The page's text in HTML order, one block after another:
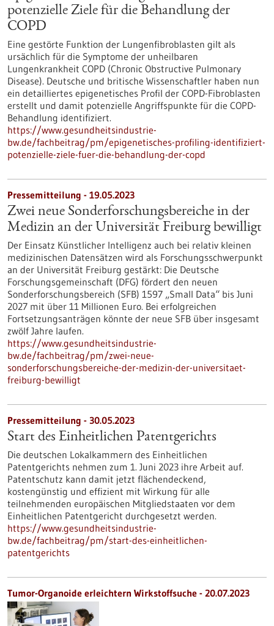
potenzielle Ziele für die Behandlung der
COPD
Eine gestörte Funktion der Lungenfibroblasten gilt als
ursächlich für die Symptome der unheilbaren
Lungenkrankheit COPD (Chronic Obstructive Pulmonary
Disease). Deutsche und britische Wissenschaftler haben nun
ein detailliertes epigenetisches Profil der COPD-Fibroblasten
erstellt und damit potenzielle Angriffspunkte für die COPD-
Behandlung identifiziert.
https://www.gesundheitsindustrie-
bw.de/fachbeitrag/pm/epigenetisches-profiling-identifiziert-
potenzielle-ziele-fuer-die-behandlung-der-copd
Pressemitteilung - 19.05.2023
Zwei neue Sonderforschungsbereiche in der
Medizin an der Universität Freiburg bewilligt
Der Einsatz Künstlicher Intelligenz auch bei relativ kleinen
medizinischen Datensätzen wird als Forschungsschwerpunkt
an der Universität Freiburg gestärkt: Die Deutsche
Forschungsgemeinschaft (DFG) fördert den neuen
Sonderforschungsbereich (SFB) 1597 „Small Data“ bis Juni
2027 mit über 11 Millionen Euro. Bei erfolgreichen
Fortsetzungsanträgen könnte der neue SFB über insgesamt
zwölf Jahre laufen.
https://www.gesundheitsindustrie-
bw.de/fachbeitrag/pm/zwei-neue-
sonderforschungsbereiche-der-medizin-der-universitaet-
freiburg-bewilligt
Pressemitteilung - 30.05.2023
Start des Einheitlichen Patentgerichts
Die deutschen Lokalkammern des Einheitlichen
Patentgerichts nehmen zum 1. Juni 2023 ihre Arbeit auf.
Patentschutz kann damit jetzt flächendeckend,
kostengünstig und effizient mit Wirkung für alle
teilnehmenden europäischen Mitgliedstaaten vor dem
Einheitlichen Patentgericht durchgesetzt werden.
https://www.gesundheitsindustrie-
bw.de/fachbeitrag/pm/start-des-einheitlichen-
patentgerichts
Tumor-Organoide erleichtern Wirkstoffsuche - 20.07.2023